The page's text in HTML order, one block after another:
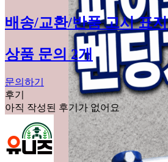
배송/교환/반품 고시 표지
상품 문의 2개
문의하기
후기
아직 작성된 후기가 없어요